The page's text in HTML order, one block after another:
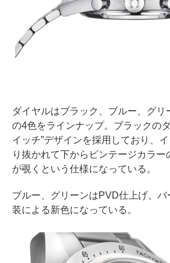
ダイヤルはブラック、ブルー、グリ
の4色をラインナップ。ブラックの
イッチ”デザインを採用しており、
り抜かれて下からビンテージカラー
が覗くという仕様になっている。
ブルー、グリーンはPVD仕上げ、
装による新色になっている。